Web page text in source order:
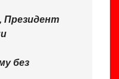
Президент
без